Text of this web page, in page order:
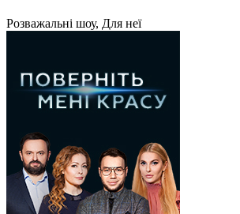
Розважальні шоу, Для неї